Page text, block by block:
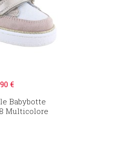
€
Babybotte
Multicolore